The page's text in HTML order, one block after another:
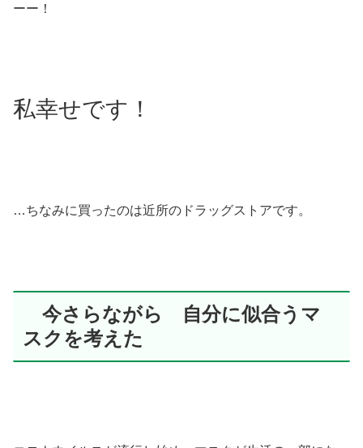
ーー！
私幸せです！
…ちなみに買ったのは近所のドラッグストアです。
今さらながら 自分に似合うマ
スクを考えた